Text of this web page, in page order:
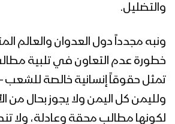
والتضليل.
ونبه مجدداً دول العدوان والعالم
خطورة عدم التعاون في تلبية مطالب
تمثل حقوقاً إنسانية خالصة
ولليمن كل اليمن ولا يجوز بحال من
لكونها مطالب محقة وعادلة، ولا